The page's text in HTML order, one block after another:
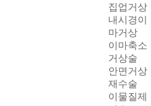
집업거상
내시경이
마거상
이마축소
거상술
안면거상
재수술
이물질제